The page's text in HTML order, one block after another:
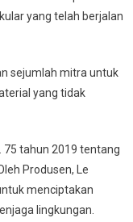
yang telah berjalan
sejumlah mitra untuk
yang tidak
75 tahun 2019 tentang
Produsen, Le
menciptakan
lingkungan.